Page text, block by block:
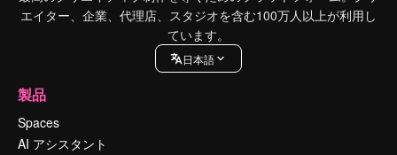
エイター、企業、代理店、スタジオを含む100万人以上が利用し
ています。
日本語
製品
Spaces
AI アシスタント